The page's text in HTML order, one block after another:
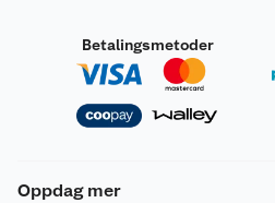
Betalingsmetoder
Oppdag mer